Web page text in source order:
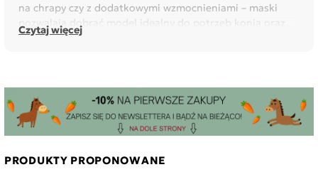
na chrapy czy z dodatkowymi wzmocnieniami – maski
pozwalają dobrać model idealny do potrzeb konia oraz
warunków, w jakich przebywa. Wykonane z lekkich,
Maska to nie tylko ochrona, ale i sposób na zwiększenie
komfortu i bezpieczeństwa konia zarówno na padoku, jak
wyposażenia każdego konia.
Czytaj więcej
PRODUKTY PROPONOWANE